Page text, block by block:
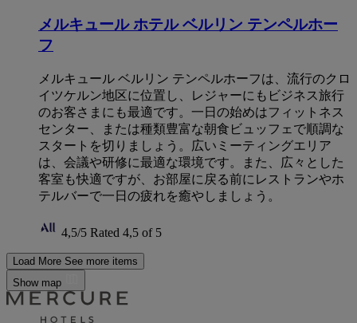
メルキュール ホテル ベルリン テンペルホー
フ
メルキュール ベルリン テンペルホーフは、流行のクロ
イツケルン地区に位置し、レジャーにもビジネス旅行
のお客さまにも最適です。一日の始めはフィットネス
センター、または種類豊富な朝食ビュッフェで順調な
スタートを切りましょう。広いミーティングエリア
は、会議や研修に最適な環境です。また、広々とした
客室も快適ですが、お部屋に戻る前にレストランやホ
テルバーで一日の疲れを癒やしましょう。
4,5/5 Rated 4,5 of 5
Load More See more items
Show map